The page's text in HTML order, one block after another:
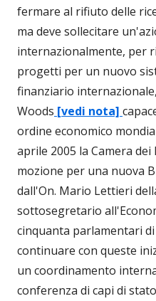
fermare al rifiuto delle
ma deve sollecitare
internazionalmente, per
progetti per un nuovo
finanziario
Woods [vedi nota]
ordine economico
aprile 2005 la Camera
mozione per una nuova
dall'On. Mario Lettieri
sottosegretario
cinquanta parlamentari
continuare con queste
un coordinamento
conferenza di capi di